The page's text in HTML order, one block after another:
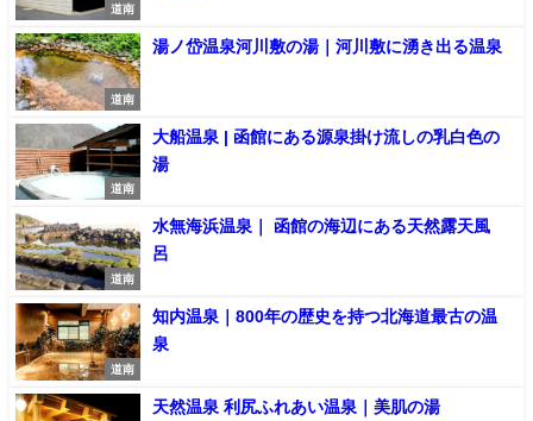
道南
道南
湯ノ岱温泉河川敷の湯｜河川敷に湧き出る温泉
道南
大船温泉 | 函館にある源泉掛け流しの乳白色の
湯
道南
水無海浜温泉｜ 函館の海辺にある天然露天風
呂
道南
知内温泉｜800年の歴史を持つ北海道最古の温
泉
天然温泉 利尻ふれあい温泉｜美肌の湯